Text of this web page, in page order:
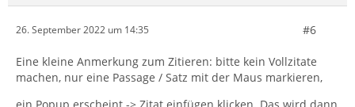
Den Portable im Explorer aus dem Installationsordner
KeinKonto einrichten und den Assistenten abbrechen.
Im linken Seitenband auf das Adressbuchsymbol
26. September 2022 um 14:35 #6
Eine kleine Anmerkung zum Zitieren: bitte kein Vollzitate
machen, nur eine Passage / Satz mit der Maus markieren,